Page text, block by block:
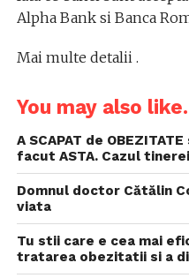
Alpha Bank si Banca
Mai multe detalii .
You may also
A SCAPAT de
facut ASTA. Cazul
Domnul doctor Cătălin
viata
Tu stii care e cea mai
tratarea obezitatii si a